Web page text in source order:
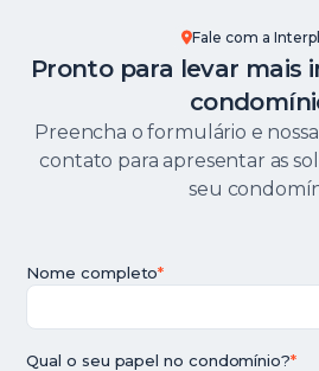
Fale com a
Pronto para levar mais
Preencha o formulário e
contato para apresentar as
seu
Nome completo*
Qual o seu papel no condomínio?*